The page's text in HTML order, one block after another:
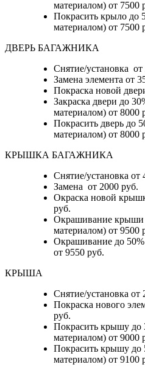
материалом) от 7500
Покрасить крыло до
материалом) от 7500
ДВЕРЬ БАГАЖНИКА
Снятие/установка от
Замена элемента от
Покраска новой
Закраска двери до
материалом) от 8000
Покрасить дверь до
материалом) от 8000
КРЫШКА БАГАЖНИКА
Снятие/установка от
Замена от 2000 руб.
Окраска новой
руб.
Окрашивание крыши
материалом) от 9500
Окрашивание до
от 9550 руб.
КРЫША
Снятие/установка от
Покраска нового
руб.
Покрасить крышу до
материалом) от 9000
Покрасить крышу до
материалом) от 9100